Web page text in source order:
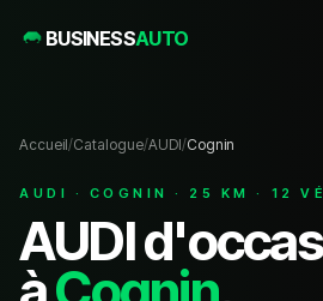
BUSINESSAUTO
Accueil/Catalogue/AUDI/Cognin
AUDI · COGNIN · 25 KM · 12
AUDI